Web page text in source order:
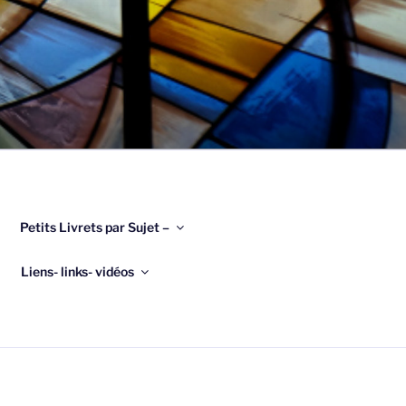
Petits Livrets par Sujet –
Liens- links- vidéos